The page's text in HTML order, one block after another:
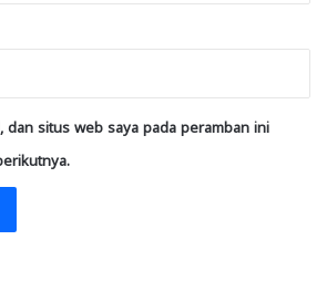
dan situs web saya pada peramban ini